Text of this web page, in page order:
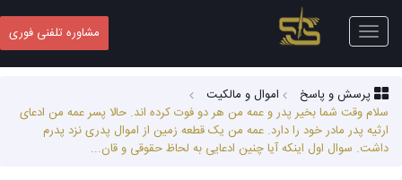
Toggle
navigation
مشاوره تلفنی فوری
پرسش و پاسخ
اموال و مالکیت
سلام وقت شما بخیر پدر و عمه من هر دو فوت کرده اند. حالا پسر عمه من ادعای
ارثیه پدر مادر خود را دارد. عمه من یک قطعه زمین از اموال پدری نزد پدرم
داشت. سوال اول اینکه آیا چنین ادعایی به لحاظ حقوقی و قان...